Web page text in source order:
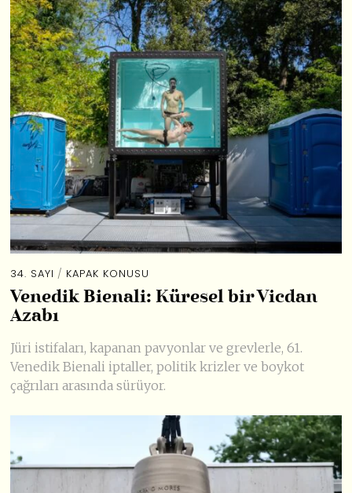
34. SAYI / KAPAK KONUSU
Venedik Bienali: Küresel bir Vicdan
Azabı
Jüri istifaları, kapanan pavyonlar ve grevlerle, 61.
Venedik Bienali iptaller, politik krizler ve boykot
çağrıları arasında sürüyor.